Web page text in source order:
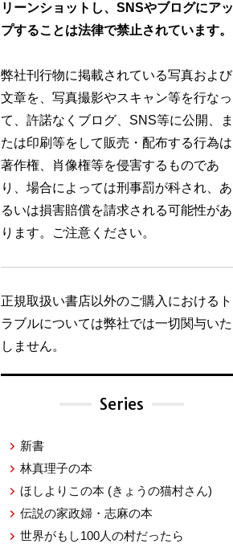
リーンショットし、SNSやブログにアッ
プすることは法律で禁止されています。
弊社刊行物に掲載されている写真および
文章を、写真撮影やスキャン等を行なっ
て、許諾なくブログ、SNS等に公開、ま
たは印刷等をして販売・配布する行為は
著作権、肖像権等を侵害するものであ
り、場合によっては刑事罰が科され、あ
るいは損害賠償を請求される可能性があ
ります。ご注意ください。
正規取扱い書店以外のご購入におけるト
ラブルについては弊社では一切関与いた
しません。
Series
新書
林真理子の本
ほしよりこの本 (きょうの猫村さん)
伝説の家政婦・志麻の本
世界がもし100人の村だったら